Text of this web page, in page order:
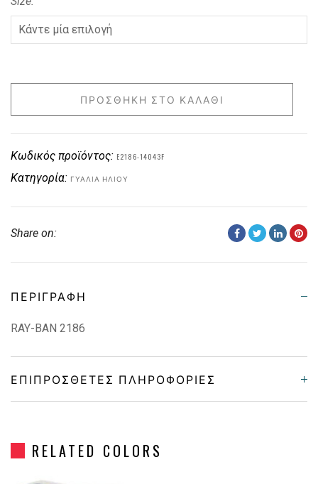
ΠΡΟΣΘΉΚΗ ΣΤΟ ΚΑΛΆΘΙ
Κωδικός προϊόντος: E2186-14043F
Κατηγορία: ΓΥΑΛΙΆ ΗΛΊΟΥ
Share on:
ΠΕΡΙΓΡΑΦΉ
RAY-BAN 2186
ΕΠΙΠΡΌΣΘΕΤΕΣ ΠΛΗΡΟΦΟΡΊΕΣ
Material Κοκκάλινο
RELATED COLORS